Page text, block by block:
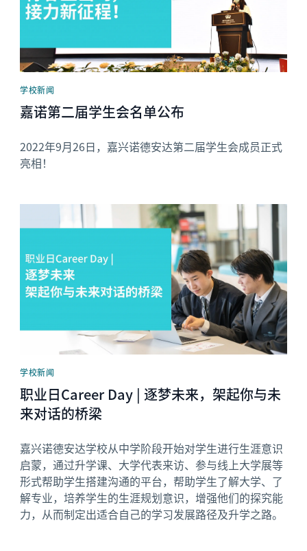
学校新闻
嘉诺第二届学生会名单公布
2022年9月26日，嘉兴诺德安达第二届学生会成员正式
亮相！
News image
学校新闻
职业日Career Day | 逐梦未来，架起你与未
来对话的桥梁
嘉兴诺德安达学校从中学阶段开始对学生进行生涯意识
启蒙，通过升学课、大学代表来访、参与线上大学展等
形式帮助学生搭建沟通的平台，帮助学生了解大学、了
解专业，培养学生的生涯规划意识，增强他们的探究能
力，从而制定出适合自己的学习发展路径及升学之路。